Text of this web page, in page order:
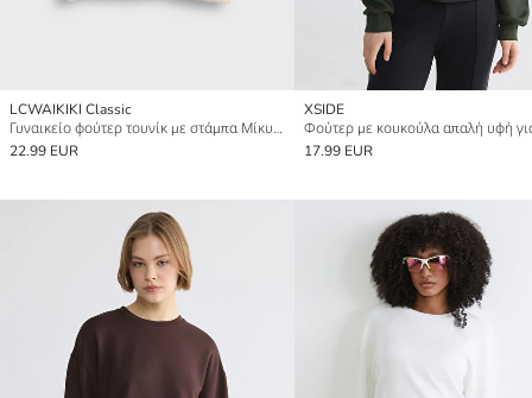
LCWAIKIKI Classic
Γυναικείο φούτερ τουνίκ με στάμπα Μίκυ Μάους και στρογγυλή λαιμόκοψη
22.99 EUR
XSIDE
17.99 EUR